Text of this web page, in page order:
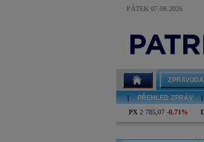
PÁTEK 07.08.2026
PŘEHLED ZPRÁV
PX 2 785,07 -0,71%